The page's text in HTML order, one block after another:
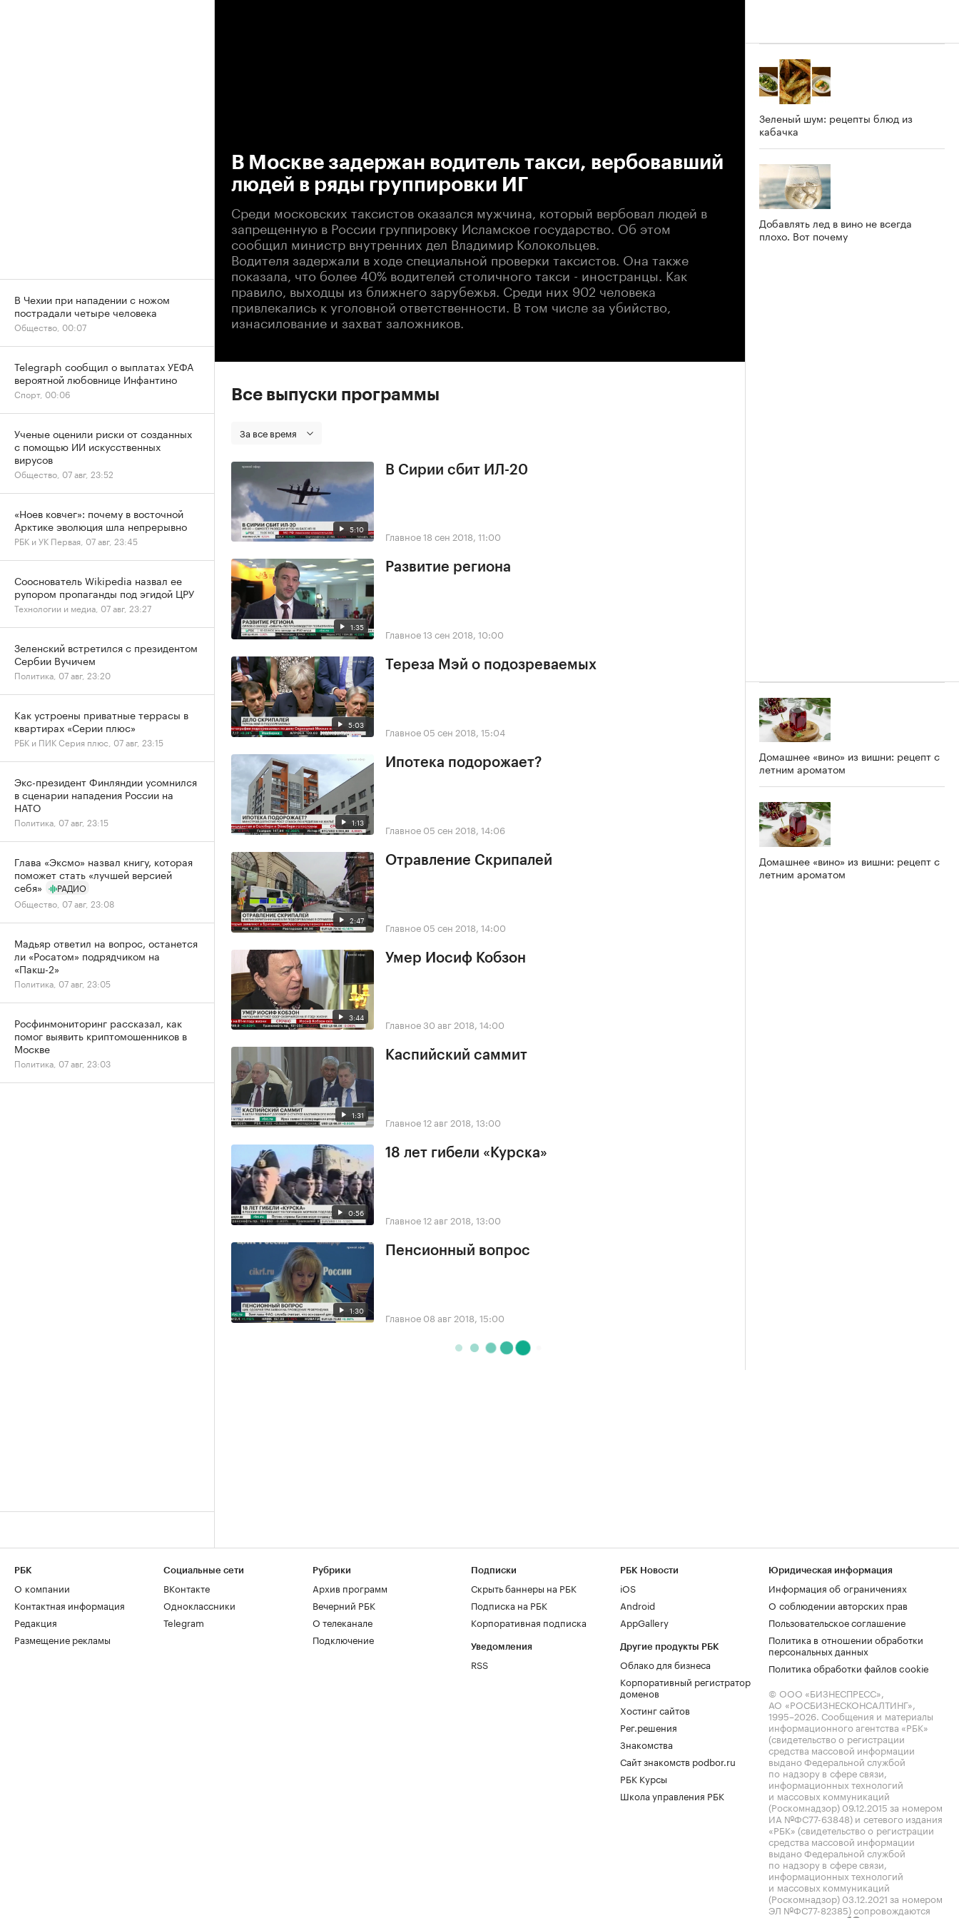
В Москве задержан водитель такси, вербовавший
людей в ряды группировки ИГ
Среди московских таксистов оказался мужчина, который вербовал людей в
запрещенную в России группировку Исламское государство. Об этом
сообщил министр внутренних дел Владимир Колокольцев.
Водителя задержали в ходе специальной проверки таксистов. Она также
показала, что более 40% водителей столичного такси - иностранцы. Как
правило, выходцы из ближнего зарубежья. Среди них 902 человека
привлекались к уголовной ответственности. В том числе за убийство,
изнасилование и захват заложников.
Все выпуски программы
За все время
5:10
В Сирии сбит ИЛ-20
Главное18 сен 2018, 11:00
1:35
Развитие региона
Главное13 сен 2018, 10:00
5:03
Тереза Мэй о подозреваемых
Главное 05 сен 2018, 15:04
1:13
Ипотека подорожает?
Главное 05 сен 2018, 14:06
2:47
Отравление Скрипалей
Главное 05 сен 2018, 14:00
3:44
Умер Иосиф Кобзон
Главное30 авг 2018, 14:00
1:31
Каспийский саммит
Главное12 авг 2018, 13:00
0:56
18 лет гибели «Курска»
Главное12 авг 2018, 13:00
1:30
Пенсионный вопрос
Главное 08 авг 2018, 15:00
Зеленый шум: рецепты блюд из
кабачка
Добавлять лед в вино не всегда
плохо. Вот почему
Домашнее «вино» из вишни: рецепт с
летним ароматом
Домашнее «вино» из вишни: рецепт с
летним ароматом
В Чехии при нападении с ножом
пострадали четыре человека
Общество, 00:07
Telegraph сообщил о выплатах УЕФА
вероятной любовнице Инфантино
Спорт, 00:06
Ученые оценили риски от созданных
с помощью ИИ искусственных
вирусов
Общество, 07 авг, 23:52
«Ноев ковчег»: почему в восточной
Арктике эволюция шла непрерывно
РБК и УК Первая, 07 авг, 23:45
Сооснователь Wikipedia назвал ее
рупором пропаганды под эгидой ЦРУ
Технологии и медиа, 07 авг, 23:27
Зеленский встретился с президентом
Сербии Вучичем
Политика, 07 авг, 23:20
Как устроены приватные террасы в
квартирах «Серии плюс»
РБК и ПИК Серия плюс, 07 авг, 23:15
Экс-президент Финляндии усомнился
в сценарии нападения России на
НАТО
Политика, 07 авг, 23:15
Глава «Эксмо» назвал книгу, которая
поможет стать «лучшей версией
себя»
РАДИО
Общество, 07 авг, 23:08
Мадьяр ответил на вопрос, останется
ли «Росатом» подрядчиком на
«Пакш-2»
Политика, 07 авг, 23:05
Росфинмониторинг рассказал, как
помог выявить криптомошенников в
Москве
Политика, 07 авг, 23:03
РБК
О компании
Контактная информация
Редакция
Размещение рекламы
Социальные сети
ВКонтакте
Одноклассники
Telegram
Рубрики
Архив программ
Вечерний РБК
О телеканале
Подключение
Подписки
Скрыть баннеры на РБК
Подписка на РБК
Корпоративная подписка
Уведомления
RSS
РБК Новости
iOS
Android
AppGallery
Другие продукты РБК
Облако для бизнеса
Корпоративный регистратор
доменов
Хостинг сайтов
Рег.решения
Знакомства
Сайт знакомств podbor.ru
РБК Курсы
Школа управления РБК
Юридическая информация
Информация об ограничениях
О соблюдении авторских прав
Пользовательское соглашение
Политика в отношении обработки
персональных данных
Политика обработки файлов cookie
© ООО «БИЗНЕСПРЕСС»,
АО «РОСБИЗНЕСКОНСАЛТИНГ»,
1995–2026. Сообщения и материалы
информационного агентства «РБК»
(свидетельство о регистрации
средства массовой информации
выдано Федеральной службой
по надзору в сфере связи,
информационных технологий
и массовых коммуникаций
(Роскомнадзор) 09.12.2015 за номером
ИА №ФС77-63848) и сетевого издания
«РБК» (свидетельство о регистрации
средства массовой информации
выдано Федеральной службой
по надзору в сфере связи,
информационных технологий
и массовых коммуникаций
(Роскомнадзор) 03.12.2021 за номером
ЭЛ №ФС77-82385) сопровождаются